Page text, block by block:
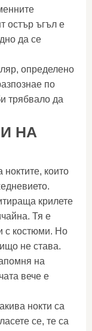
остър ъгъл е
да се
определено
по
трябвало да
НА
които
крилете
Тя е
с костюми. Но
не става.
на
вече е
нокти са
се, те са